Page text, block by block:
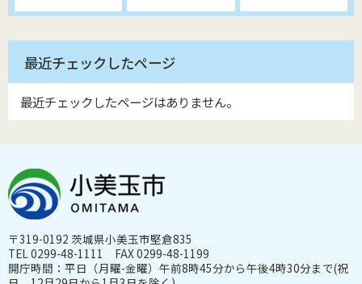
最近チェックしたページ
最近チェックしたページはありません。
〒319-0192 茨城県小美玉市堅倉835
TEL 0299-48-1111 FAX 0299-48-1199
開庁時間：平日（月曜-金曜）午前8時45分から午後4時30分まで(祝